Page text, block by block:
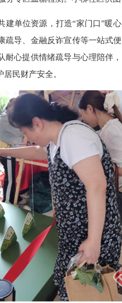
单位资源，打造“家门口”暖
疏导、金融反诈宣传等一站式
耐心提供情绪疏导与心理陪伴
民财产安全。